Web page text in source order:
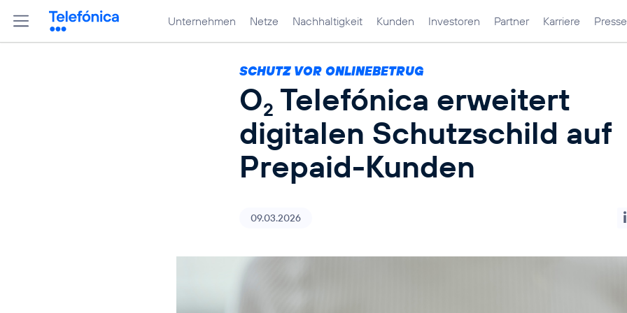
Unternehmen Netze Nachhaltigkeit Kunden Investoren Partner Karriere Presse
SCHUTZ VOR ONLINEBETRUG
O2 Telefónica erweitert
digitalen Schutzschild auf
Prepaid-Kunden
09.03.2026